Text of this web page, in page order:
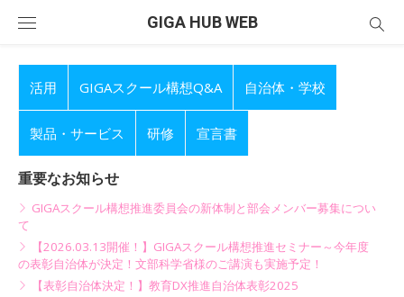
GIGA HUB WEB
活用 GIGAスクール構想Q&A 自治体・学校
製品・サービス 研修 宣言書
重要なお知らせ
GIGAスクール構想推進委員会の新体制と部会メンバー募集につい
て
【2026.03.13開催！】GIGAスクール構想推進セミナー～今年度
の表彰自治体が決定！文部科学省様のご講演も実施予定！
【表彰自治体決定！】教育DX推進自治体表彰2025